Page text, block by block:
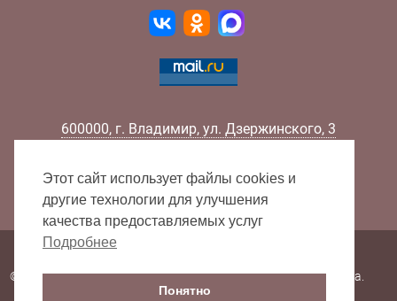
600000, г. Владимир, ул. Дзержинского, 3
Факс:
+7 (4922) 32-52-88
E-mail:
info@lib33.ru
© 2000 - 2026 Владимирская областная научная библиотека.
Этот сайт использует файлы cookies и
другие технологии для улучшения
качества предоставляемых услуг
Подробнее
Понятно